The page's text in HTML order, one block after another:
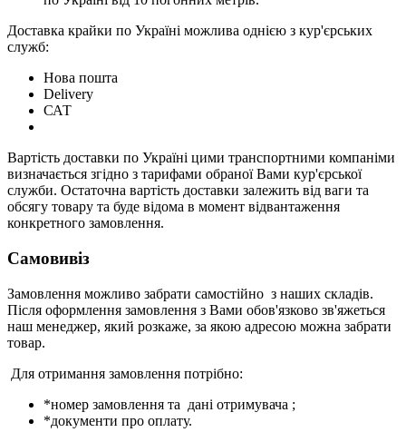
Доставка крайки по Україні можлива однією з кур'єрських
служб:
Нова пошта
Delivery
САТ
Вартість доставки по Україні цими транспортними компаніми
визначається згідно з тарифами обраної Вами кур'єрської
служби. Остаточна вартість доставки залежить від ваги та
обсягу товару та буде відома в момент відвантаження
конкретного замовлення.
Самовивіз
Замовлення можливо забрати самостійно з наших складів.
Після оформлення замовлення з Вами обов'язково зв'яжеться
наш менеджер, який розкаже, за якою адресою можна забрати
товар.
Для отримання замовлення потрібно:
*номер замовлення та дані отримувача ;
*документи про оплату.